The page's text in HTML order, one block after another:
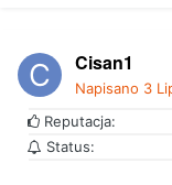
Cisan1
Napisano 3
Reputacja:
Status: